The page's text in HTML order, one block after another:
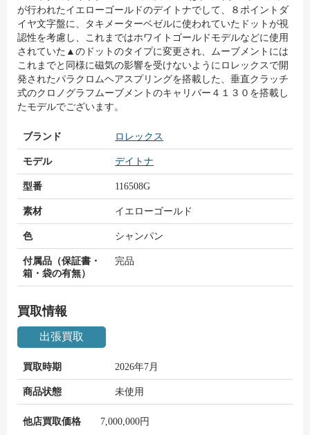
が行われたイエローゴールドのデイトナでして、８ポイントダ
イヤ文字盤に、タキメーターベゼルに使われていたドットが視
認性を考慮し、これまではホワイトゴールドモデルなどに使用
されていた▲のドットのタイプに変更され、ムーブメントには
これまでと同様に磁気の影響を受けないようにロレックスで開
発されたパラクロムヘアスプリングを搭載した、垂直クラッチ
式のクロノグラフムーブメントのキャリバー４１３０を搭載し
たモデルでございます。
ブランド ロレックス
モデル デイトナ
型番 116508G
素材 イエローゴールド
色 シャンパン
付属品（保証書・
箱・袋の有無）
完品
買取情報
出張買取
買取時期 2026年7月
商品状態 未使用
他店買取価格 7,000,000円